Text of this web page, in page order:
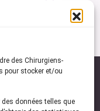
des Chirurgiens-
pour stocker et/ou
données telles que